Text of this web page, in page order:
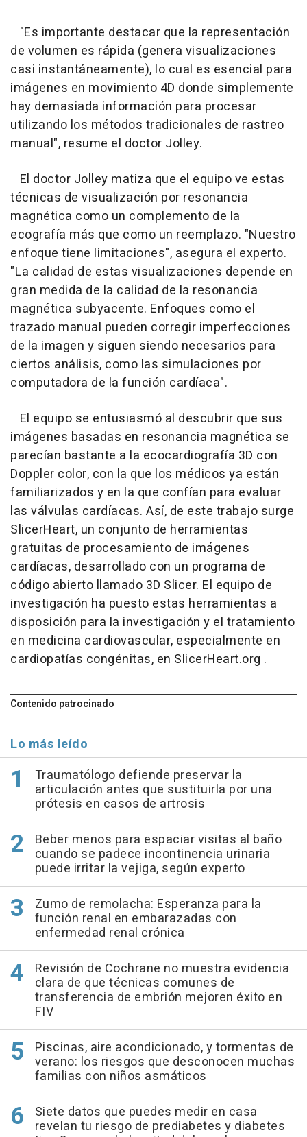
"Es importante destacar que la representación
de volumen es rápida (genera visualizaciones
casi instantáneamente), lo cual es esencial para
imágenes en movimiento 4D donde simplemente
hay demasiada información para procesar
utilizando los métodos tradicionales de rastreo
manual", resume el doctor Jolley.
El doctor Jolley matiza que el equipo ve estas
técnicas de visualización por resonancia
magnética como un complemento de la
ecografía más que como un reemplazo. "Nuestro
enfoque tiene limitaciones", asegura el experto.
"La calidad de estas visualizaciones depende en
gran medida de la calidad de la resonancia
magnética subyacente. Enfoques como el
trazado manual pueden corregir imperfecciones
de la imagen y siguen siendo necesarios para
ciertos análisis, como las simulaciones por
computadora de la función cardíaca".
El equipo se entusiasmó al descubrir que sus
imágenes basadas en resonancia magnética se
parecían bastante a la ecocardiografía 3D con
Doppler color, con la que los médicos ya están
familiarizados y en la que confían para evaluar
las válvulas cardíacas. Así, de este trabajo surge
SlicerHeart, un conjunto de herramientas
gratuitas de procesamiento de imágenes
cardíacas, desarrollado con un programa de
código abierto llamado 3D Slicer. El equipo de
investigación ha puesto estas herramientas a
disposición para la investigación y el tratamiento
en medicina cardiovascular, especialmente en
cardiopatías congénitas, en SlicerHeart.org .
Contenido patrocinado
Lo más leído
Traumatólogo defiende preservar la
articulación antes que sustituirla por una
prótesis en casos de artrosis
Beber menos para espaciar visitas al baño
cuando se padece incontinencia urinaria
puede irritar la vejiga, según experto
Zumo de remolacha: Esperanza para la
función renal en embarazadas con
enfermedad renal crónica
Revisión de Cochrane no muestra evidencia
clara de que técnicas comunes de
transferencia de embrión mejoren éxito en
FIV
Piscinas, aire acondicionado, y tormentas de
verano: los riesgos que desconocen muchas
familias con niños asmáticos
Siete datos que puedes medir en casa
revelan tu riesgo de prediabetes y diabetes